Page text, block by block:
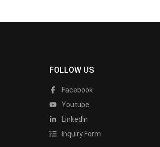
FOLLOW US
Facebook
Youtube
LinkedIn
Inquiry Form